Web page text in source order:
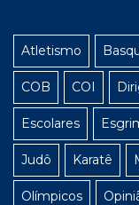
Atletismo
COB COI
Escolares
Judô Karatê
Olímpicos